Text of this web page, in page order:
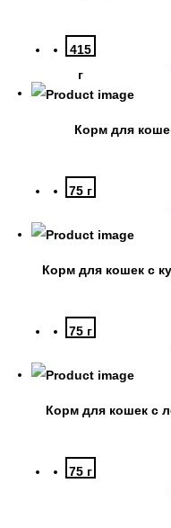
415
г
Корм для
75 г
Корм для кошек с
75 г
Корм для кошек с
75 г